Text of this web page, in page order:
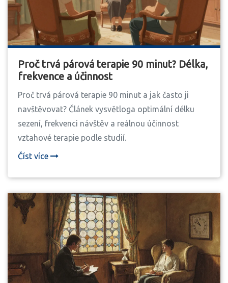
Proč trvá párová terapie 90 minut? Délka,
frekvence a účinnost
Proč trvá párová terapie 90 minut a jak často ji
navštěvovat? Článek vysvětloga optimální délku
sezení, frekvenci návštěv a reálnou účinnost
vztahové terapie podle studií.
Číst více